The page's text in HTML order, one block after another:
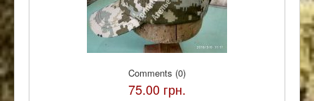
Comments (0)
75.00 грн.